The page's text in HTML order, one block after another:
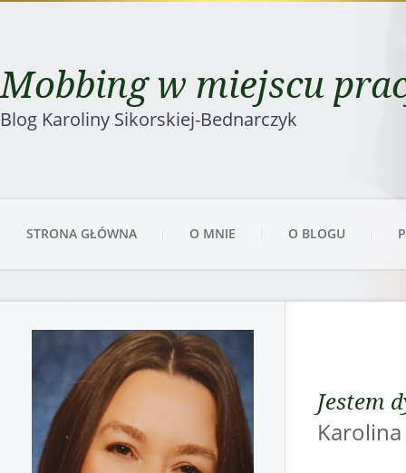
Mobbing w miejscu
Blog Karoliny Sikorskiej-Bednarczyk
STRONA GŁÓWNA O MNIE O BLOGU
Jestem